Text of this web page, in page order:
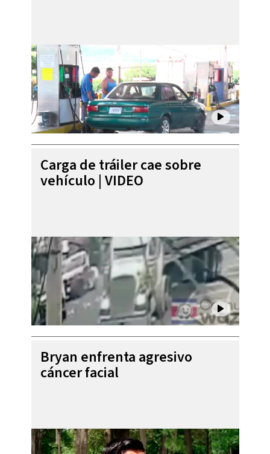
Carga de tráiler cae sobre
vehículo | VIDEO
Bryan enfrenta agresivo
cáncer facial